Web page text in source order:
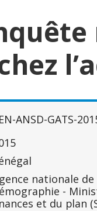
ANSD-GATS-
nationale
-
et du plan